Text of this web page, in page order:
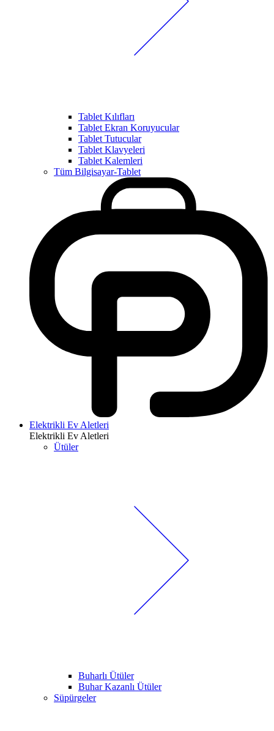
Tablet Kılıfları
Tablet Ekran Koruyucular
Tablet Tutucular
Tablet Klavyeleri
Tablet Kalemleri
Tüm Bilgisayar-Tablet
Elektrikli Ev Aletleri
Elektrikli Ev Aletleri
Ütüler
Buharlı Ütüler
Buhar Kazanlı Ütüler
Süpürgeler